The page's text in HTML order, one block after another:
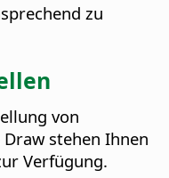
zu
von
stehen Ihnen
Verfügung.